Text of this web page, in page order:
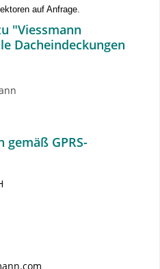
auf Anfrage.
"Viessmann
Dacheindeckungen
GPRS-